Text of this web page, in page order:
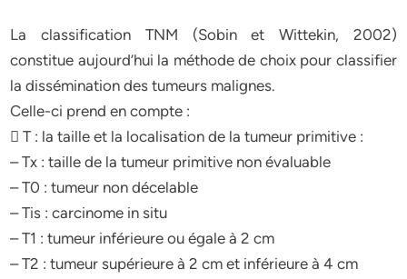
La classification TNM (Sobin et Wittekin, 2002)
constitue aujourd’hui la méthode de choix pour classifier
la dissémination des tumeurs malignes.
Celle-ci prend en compte :
 T : la taille et la localisation de la tumeur primitive :
– Tx : taille de la tumeur primitive non évaluable
– T0 : tumeur non décelable
– Tis : carcinome in situ
– T1 : tumeur inférieure ou égale à 2 cm
– T2 : tumeur supérieure à 2 cm et inférieure à 4 cm